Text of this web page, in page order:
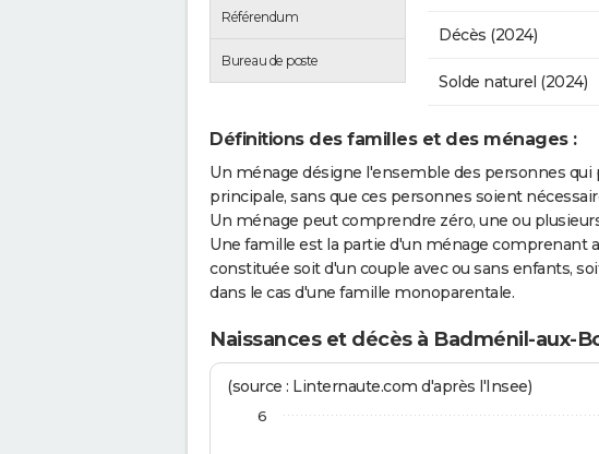
Référendum
Bureau de poste
Décès (2024)
Solde naturel (2024)
Définitions des familles et des ménages :
Un ménage désigne l'ensemble des personnes
principale, sans que ces personnes soient
Un ménage peut comprendre zéro, une ou
Une famille est la partie d'un ménage comprenant
constituée soit d'un couple avec ou sans enfants,
dans le cas d'une famille monoparentale.
Naissances et décès à Badménil-aux-
(source : Linternaute.com d'après l'Insee)
6